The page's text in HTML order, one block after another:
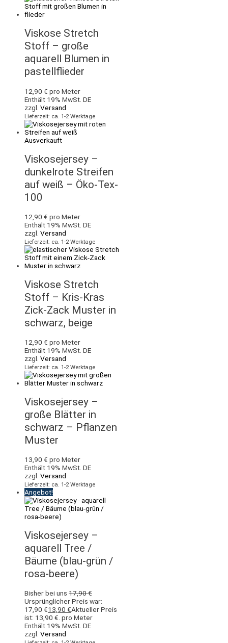
Viskose Stretch
Stoff – große
aquarell Blumen in
pastellflieder
12,90 € pro Meter
Enthält 19% MwSt. DE
zzgl. Versand
Lieferzeit: ca. 1-2 Werktage
Ausverkauft
Viskosejersey –
dunkelrote Streifen
auf weiß – Öko-Tex-
100
12,90 € pro Meter
Enthält 19% MwSt. DE
zzgl. Versand
Lieferzeit: ca. 1-2 Werktage
Viskose Stretch
Stoff – Kris-Kras
Zick-Zack Muster in
schwarz, beige
12,90 € pro Meter
Enthält 19% MwSt. DE
zzgl. Versand
Lieferzeit: ca. 1-2 Werktage
Viskosejersey –
große Blätter in
schwarz – Pflanzen
Muster
13,90 € pro Meter
Enthält 19% MwSt. DE
zzgl. Versand
Lieferzeit: ca. 1-2 Werktage
Angebot!
Viskosejersey –
aquarell Tree /
Bäume (blau-grün /
rosa-beere)
Bisher bei uns 17,90€
Ursprünglicher Preis war:
17,90 €13,90 €Aktueller Preis
ist: 13,90 €. pro Meter
Enthält 19% MwSt. DE
zzgl. Versand